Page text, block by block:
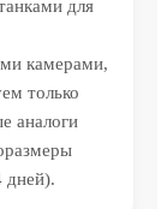
для
камерами,
только
аналоги
дней).